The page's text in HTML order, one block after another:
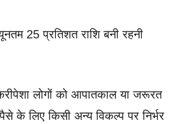
25 प्रतिशत राशि बनी रहनी
लोगों को आपातकाल या जरूरत
के लिए किसी अन्य विकल्प पर निर्भर